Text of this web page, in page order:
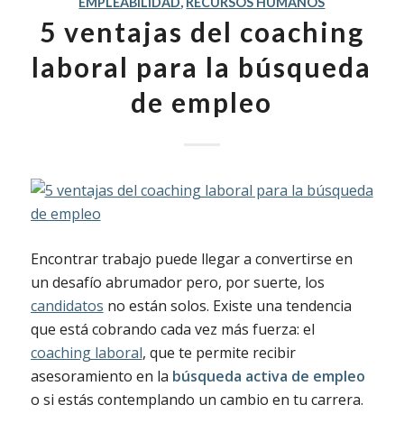
5 ventajas del coaching
laboral para la búsqueda
de empleo
Encontrar trabajo puede llegar a convertirse en
un desafío abrumador pero, por suerte, los
candidatos no están solos. Existe una tendencia
que está cobrando cada vez más fuerza: el
coaching laboral, que te permite recibir
asesoramiento en la búsqueda activa de empleo
o si estás contemplando un cambio en tu carrera.